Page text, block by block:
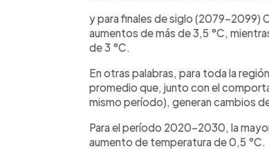
y para finales de siglo (2079-2099)
aumentos de más de 3,5 °C,
de 3 °C.
En otras palabras, para toda la
promedio que, junto con el
mismo período), generan cambios
Para el período 2020-2030, la
aumento de temperatura de 0,5 °C.